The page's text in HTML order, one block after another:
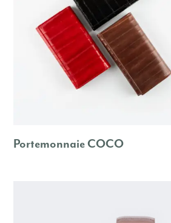
Portemonnaie COCO